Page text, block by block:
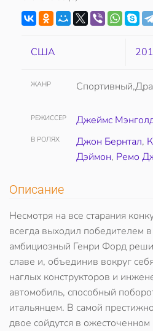
США
ЖАНР
РЕЖИССЕР Джеймс
В РОЛЯХ Джон Бернтал,
Дэймон, Ремо
Описание
Несмотря на все старания
всегда выходил победителем
амбициозный Генри Форд
славе и, объединив вокруг
наглых конструкторов и
автомобиль, способный
итальянцем. В самой
двое сойдутся в